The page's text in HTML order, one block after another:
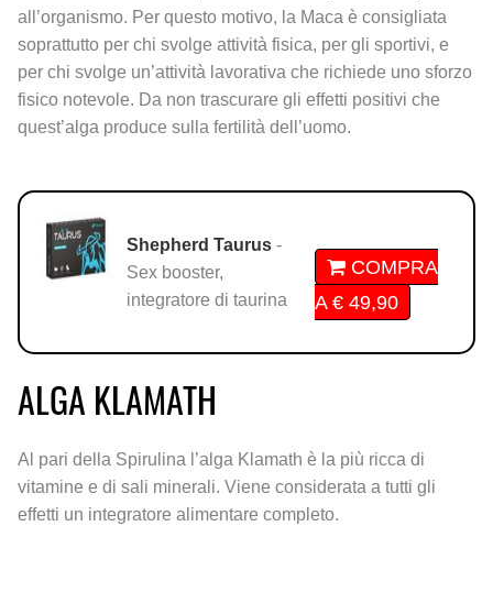
all’organismo. Per questo motivo, la Maca è consigliata
soprattutto per chi svolge attività fisica, per gli sportivi, e
per chi svolge un’attività lavorativa che richiede uno sforzo
fisico notevole. Da non trascurare gli effetti positivi che
quest’alga produce sulla fertilità dell’uomo.
Shepherd Taurus -
Sex booster,
integratore di taurina
COMPRA
A € 49,90
ALGA KLAMATH
Al pari della Spirulina l’alga Klamath è la più ricca di
vitamine e di sali minerali. Viene considerata a tutti gli
effetti un integratore alimentare completo.